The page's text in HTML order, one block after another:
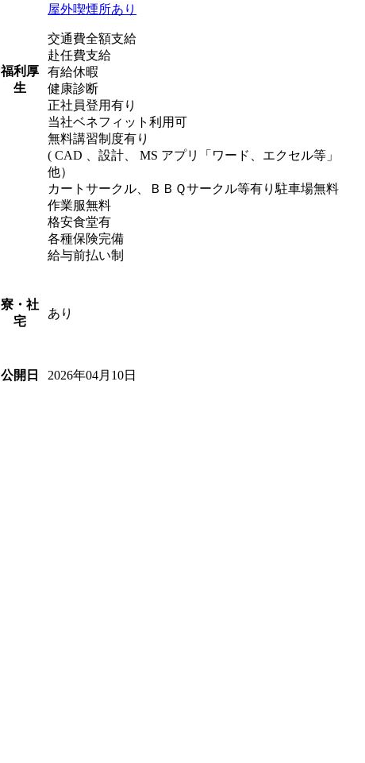
福利厚
生
屋外喫煙所あり
交通費全額支給
赴任費支給
有給休暇
健康診断
正社員登用有り
当社ベネフィット利用可
無料講習制度有り
( CAD 、設計、 MS アプリ「ワード、エクセル等」
他）
カートサークル、ＢＢＱサークル等有り駐車場無料
作業服無料
格安食堂有
各種保険完備
給与前払い制
寮・社
宅
あり
公開日 2026年04月10日